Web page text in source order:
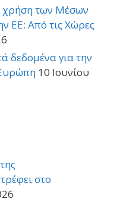
χρήση των Μέσων
ΕΕ: Από τις Χώρες
δεδομένα για την
10 Ιουνίου
στο